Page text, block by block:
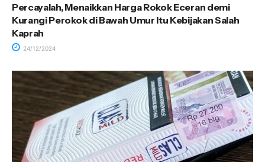
Percayalah, Menaikkan Harga Rokok Eceran demi
Kurangi Perokok di Bawah Umur Itu Kebijakan Salah
Kaprah
24/12/2024